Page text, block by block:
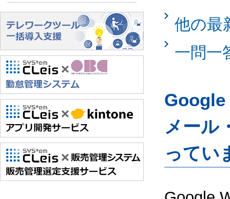
他の最
一問一
Google
メール
ってい